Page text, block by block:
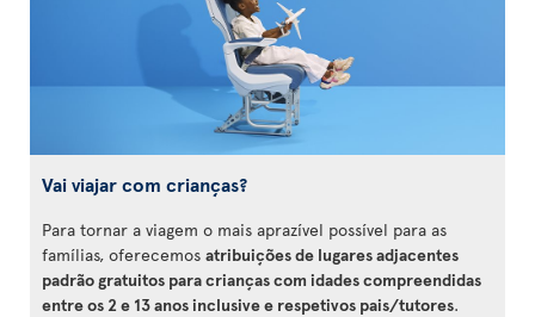
Vai viajar com crianças?
Para tornar a viagem o mais aprazível possível para as
famílias, oferecemos atribuições de lugares adjacentes
padrão gratuitos para crianças com idades compreendidas
entre os 2 e 13 anos inclusive e respetivos pais/tutores.